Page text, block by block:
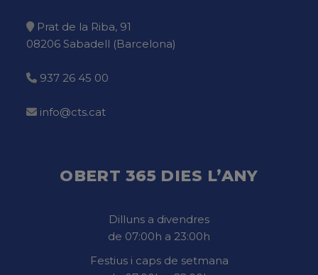
Prat de la Riba, 91
08206 Sabadell (Barcelona)
937 26 45 00
info@cts.cat
OBERT 365 DIES L’ANY
Dilluns a divendres
de 07:00h a 23:00h
Festius i caps de setmana